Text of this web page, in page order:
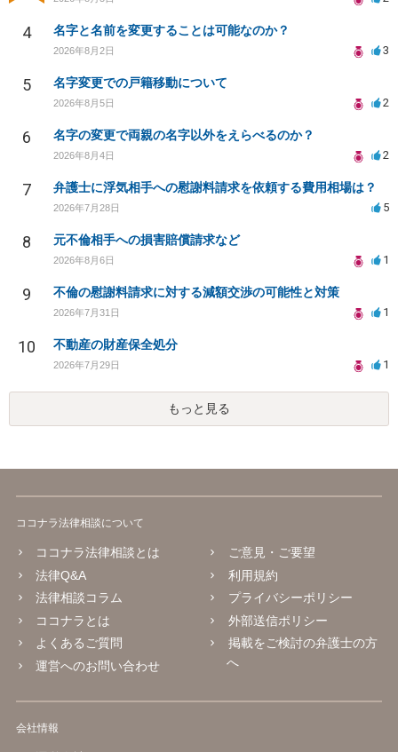
4 名字と名前を変更することは可能なのか？
2026年8月2日 3
5 名字変更での戸籍移動について
2026年8月5日 2
6 名字の変更で両親の名字以外をえらべるのか？
2026年8月4日 2
7 弁護士に浮気相手への慰謝料請求を依頼する費用相場は？
2026年7月28日 5
8 元不倫相手への損害賠償請求など
2026年8月6日 1
9 不倫の慰謝料請求に対する減額交渉の可能性と対策
2026年7月31日 1
10 不動産の財産保全処分
2026年7月29日 1
もっと見る
ココナラ法律相談について
ココナラ法律相談とは
法律Q&A
法律相談コラム
ココナラとは
よくあるご質問
運営へのお問い合わせ
ご意見・ご要望
利用規約
プライバシーポリシー
外部送信ポリシー
掲載をご検討の弁護士の方
へ
会社情報